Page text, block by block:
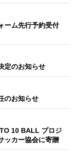
ーム先行予約受付
定のお知らせ
のお知らせ
10 BALL プロジ
ッカー協会に寄贈